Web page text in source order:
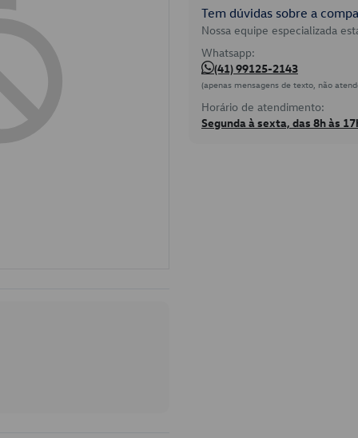
Tem dúvidas sobre a
Nossa equipe especializada
Whatsapp:
(41) 99125-2143
(apenas mensagens de texto, não
Horário de atendimento:
Segunda à sexta, das 8h às